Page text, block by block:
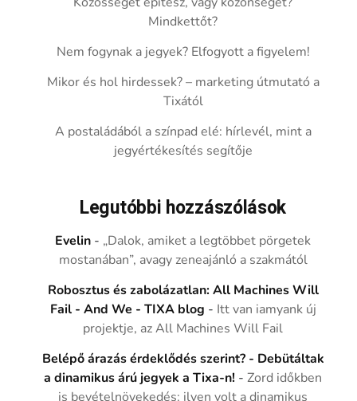
Mindkettőt?
Nem fogynak a jegyek? Elfogyott a figyelem!
Mikor és hol hirdessek? – marketing útmutató a
Tixától
A postaládából a színpad elé: hírlevél, mint a
jegyértékesítés segítője
Legutóbbi hozzászólások
Evelin - „Dalok, amiket a legtöbbet pörgetek
mostanában”, avagy zeneajánló a szakmától
Robosztus és zabolázatlan: All Machines Will
Fail - And We - TIXA blog - Itt van iamyank új
projektje, az All Machines Will Fail
Belépő árazás érdeklődés szerint? - Debütáltak
a dinamikus árú jegyek a Tixa-n! -Zord időkben
is bevételnövekedés: ilyen volt a dinamikus